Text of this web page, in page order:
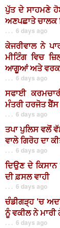
ਪੁੱਤ ਦੇ ਸਾਹਮਣੇ
ਅਣਪਛਾਤੇ ਚਾਲਕ
. . . 6 days ago
ਕੇਜਰੀਵਾਲ ਨੇ
ਮੀਟਿੰਗ ਵਿਚ
ਆਗੂਆਂ ਅਤੇ
. . . 6 days ago
ਸਫਾਈ
ਮੰਤਰੀ ਹਰਜੋਤ
. . . 6 days ago
ਤਪਾ ਪੁਲਿਸ ਵਲੋਂ
ਵਾਲੇ ਗਿਰੋਹ ਦਾ
. . . 6 days ago
ਦਿਉਣ ਦੇ
ਦੀ ਫ਼ਸਲ ਵਾਹੀ
. . . 6 days ago
ਚੰਡੀਗੜ੍ਹ 'ਚ
ਨੂੰ ਵਕੀਲ ਨੇ ਮਾਰੀ
. . . 6 days ago